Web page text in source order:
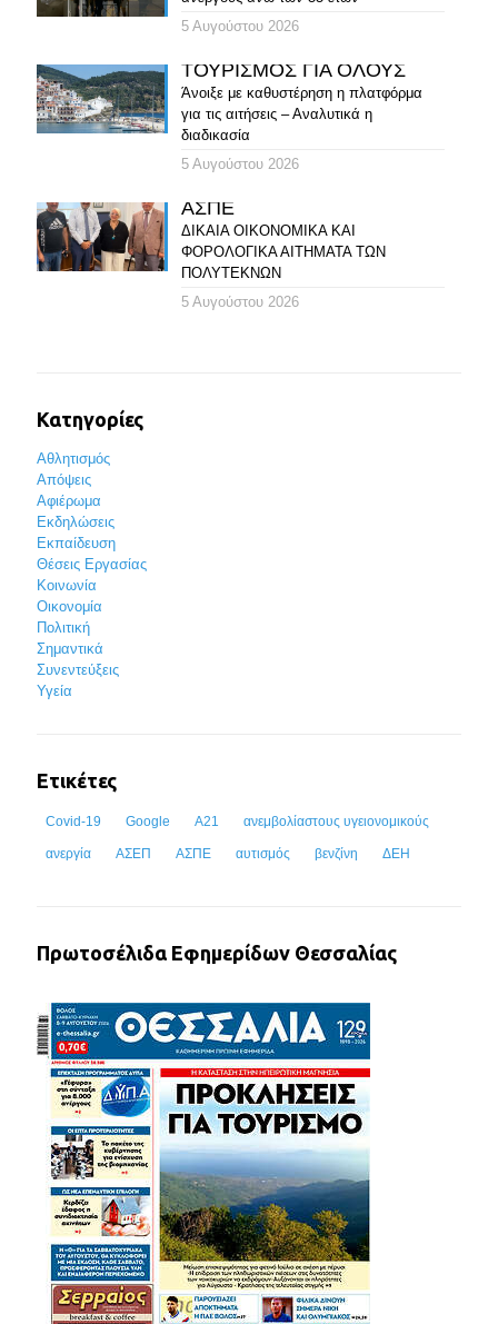
5 Αυγούστου 2026
ΤΟΥΡΙΣΜΟΣ ΓΙΑ ΟΛΟΥΣ
Άνοιξε με καθυστέρηση η πλατφόρμα
για τις αιτήσεις – Αναλυτικά η
διαδικασία
5 Αυγούστου 2026
ΑΣΠΕ
ΔΙΚΑΙΑ ΟΙΚΟΝΟΜΙΚΑ ΚΑΙ
ΦΟΡΟΛΟΓΙΚΑ ΑΙΤΗΜΑΤΑ ΤΩΝ
ΠΟΛΥΤΕΚΝΩΝ
5 Αυγούστου 2026
Κατηγορίες
Αθλητισμός
Απόψεις
Αφιέρωμα
Εκδηλώσεις
Εκπαίδευση
Θέσεις Εργασίας
Κοινωνία
Οικονομία
Πολιτική
Σημαντικά
Συνεντεύξεις
Υγεία
Ετικέτες
Covid-19 Google Α21 ανεμβολίαστους υγειονομικούς
ανεργία ΑΣΕΠ ΑΣΠΕ αυτισμός βενζίνη ΔΕΗ
Πρωτοσέλιδα Εφημερίδων Θεσσαλίας